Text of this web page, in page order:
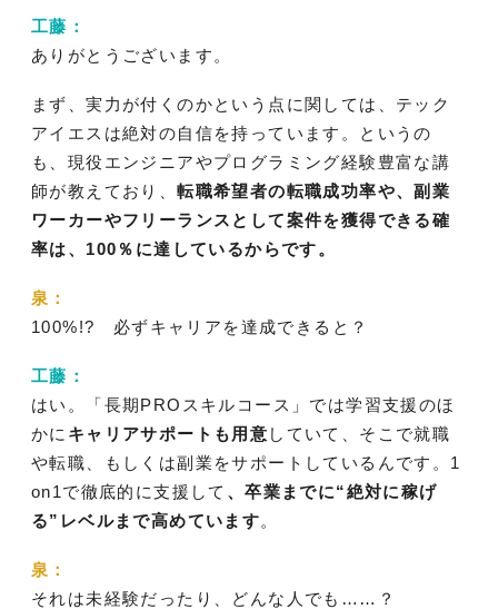
工藤：
ありがとうございます。
まず、実力が付くのかという点に関しては、テック
アイエスは絶対の自信を持っています。というの
も、現役エンジニアやプログラミング経験豊富な講
師が教えており、転職希望者の転職成功率や、副業
ワーカーやフリーランスとして案件を獲得できる確
率は、100％に達しているからです。
泉：
100%!? 必ずキャリアを達成できると？
工藤：
はい。「長期PROスキルコース」では学習支援のほ
かに キャリアサポートも用意 していて、そこで就職
や転職、もしくは副業をサポートしているんです。1
on1で徹底的に支援して 、卒業までに“絶対に稼げ
る”レベルまで高めています。
泉：
それは未経験だったり、どんな人でも……？